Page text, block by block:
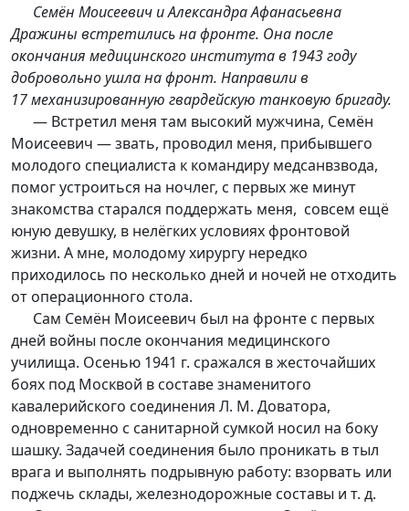
Семён Моисеевич и Александра Афанасьевна
Дражины встретились на фронте. Она после
окончания медицинского института в 1943 году
добровольно ушла на фронт. Направили в
17 механизированную гвардейскую танковую бригаду.
— Встретил меня там высокий мужчина, Семён
Моисеевич — звать, проводил меня, прибывшего
молодого специалиста к командиру медсанвзвода,
помог устроиться на ночлег, с первых же минут
знакомства старался поддержать меня, совсем ещё
юную девушку, в нелёгких условиях фронтовой
жизни. А мне, молодому хирургу нередко
приходилось по несколько дней и ночей не отходить
от операционного стола.
Сам Семён Моисеевич был на фронте с первых
дней войны после окончания медицинского
училища. Осенью 1941 г. сражался в жесточайших
боях под Москвой в составе знаменитого
кавалерийского соединения Л. М. Доватора,
одновременно с санитарной сумкой носил на боку
шашку. Задачей соединения было проникать в тыл
врага и выполнять подрывную работу: взорвать или
поджечь склады, железнодорожные составы и т. д.